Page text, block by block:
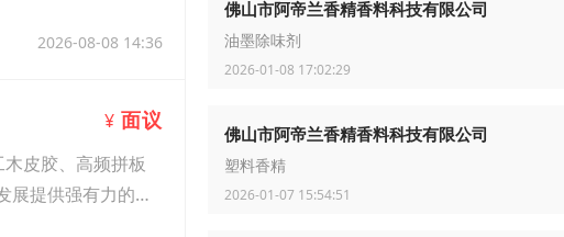
2026-08-08 14:36
¥ 面议
皮胶、高频拼板
展提供强有力的技
佛山市阿帝兰香精香料科技有限公司
油墨除味剂
2026-01-08 17:02:29
佛山市阿帝兰香精香料科技有限公司
塑料香精
2026-01-07 15:54:51